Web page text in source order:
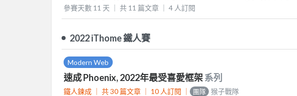
參賽天數 11 天 ｜ 共 11 篇文章 ｜ 4 人訂閱
2022 iThome 鐵人賽
Modern Web
速成 Phoenix, 2022年最受喜愛框架系列
鐵人鍊成 ｜ 共 30 篇文章 ｜ 10 人訂閱 團隊 猴子戰隊